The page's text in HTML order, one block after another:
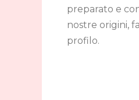
preparato e
nostre origini,
profilo.